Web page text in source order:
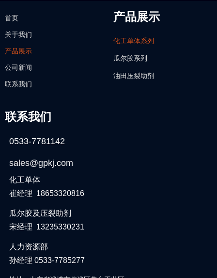
首页
关于我们
产品展示
公司新闻
联系我们
产品展示
化工单体系列
瓜尔胶系列
油田压裂助剂
联系我们
0533-7781142
sales@gpkj.com
化工单体
崔经理 18653320816
瓜尔胶及压裂助剂
宋经理 13235330231
人力资源部
孙经理 0533-7785277